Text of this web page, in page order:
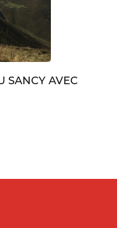
SANCY AVEC